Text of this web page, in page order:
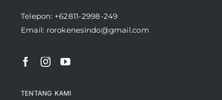
Telepon: +62811-2998-249
Email: rorokenesindo@gmail.com
TENTANG KAMI